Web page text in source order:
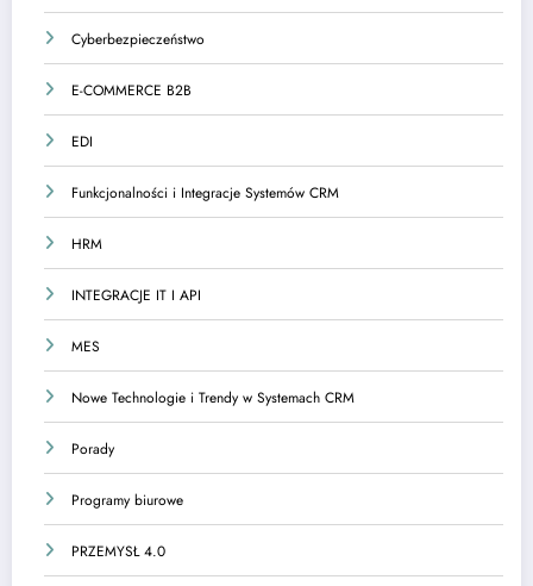
Cyberbezpieczeństwo
E-COMMERCE B2B
EDI
Funkcjonalności i Integracje Systemów CRM
HRM
INTEGRACJE IT I API
MES
Nowe Technologie i Trendy w Systemach CRM
Porady
Programy biurowe
PRZEMYSŁ 4.0